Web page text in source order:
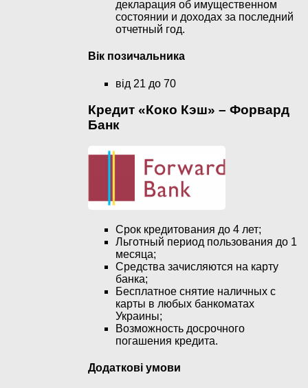
декларация об имущественном
состоянии и доходах за последний
отчетный год.
Вік позичальника
від 21 до 70
Кредит «Коко Кэш» – Форвард
Банк
Срок кредитования до 4 лет;
Льготный период пользования до 1
месяца;
Средства зачисляются на карту
банка;
Бесплатное снятие наличных с
карты в любых банкоматах
Украины;
Возможность досрочного
погашения кредита.
Додаткові умови